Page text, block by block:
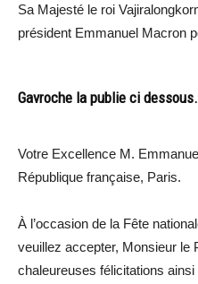
Sa Majesté le roi
président Emmanuel Macron
Gavroche la publie ci dessous.
Votre Excellence M.
République française, Paris.
À l’occasion de la Fête
veuillez accepter, Monsieur le
chaleureuses félicitations